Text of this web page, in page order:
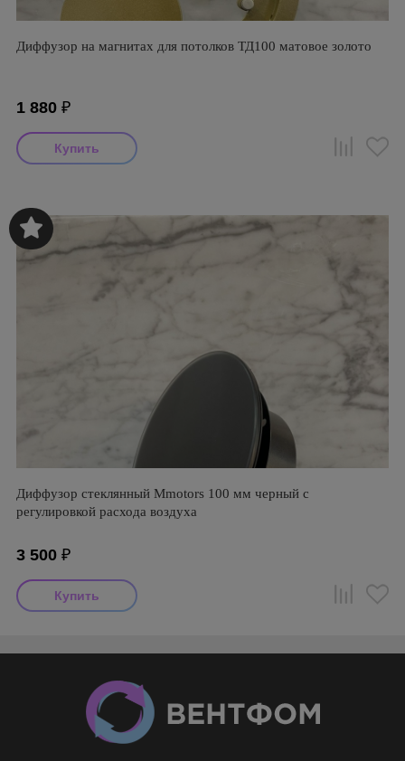
Диффузор на магнитах для потолков ТД100 матовое золото
1 880 ₽
Диффузор стеклянный Mmotors 100 мм черный с
регулировкой расхода воздуха
3 500 ₽